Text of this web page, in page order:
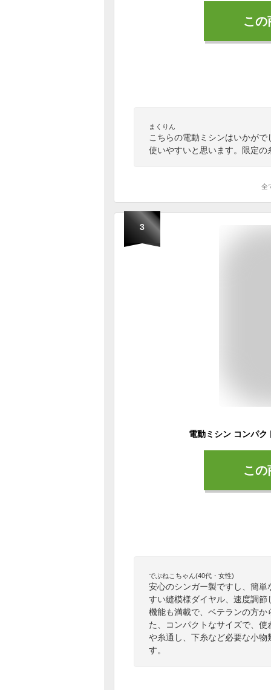
こ
まくりん
こちらの電動ミシンはいかが
使いやすいと思います。限定
全
3
こ
でぶねこちゃん(40代・女性)
安心のシンガー製ですし、簡
すい縫模様ダイヤル、速度調
機能も満載で、ベテランの方
た、コンパクトなサイズで、
や糸通し、下糸など必要な小
す。